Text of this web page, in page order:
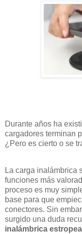
Durante años ha
cargadores terminan
¿Pero es cierto o se
La carga inalámbrica
funciones más
proceso es muy
base para que
conectores. Sin
surgido una duda
inalámbrica